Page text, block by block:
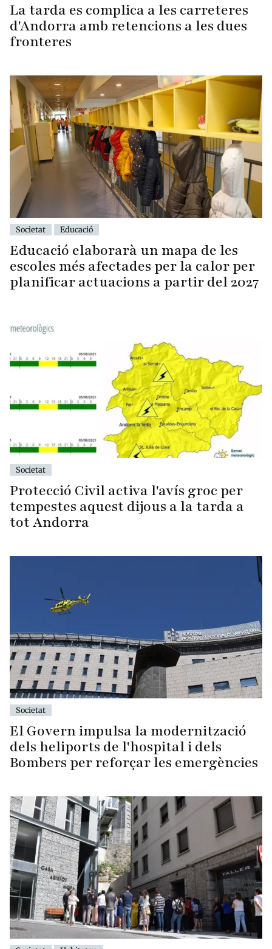
La tarda es complica a les carreteres
d'Andorra amb retencions a les dues
fronteres
Societat Educació
Educació elaborarà un mapa de les
escoles més afectades per la calor per
planificar actuacions a partir del 2027
Societat
Protecció Civil activa l'avís groc per
tempestes aquest dijous a la tarda a
tot Andorra
Societat
El Govern impulsa la modernització
dels heliports de l'hospital i dels
Bombers per reforçar les emergències